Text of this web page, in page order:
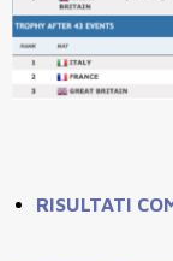
RISULTATI